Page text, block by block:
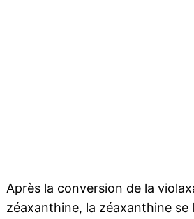
Après la conversion de la
zéaxanthine, la zéaxanthine se